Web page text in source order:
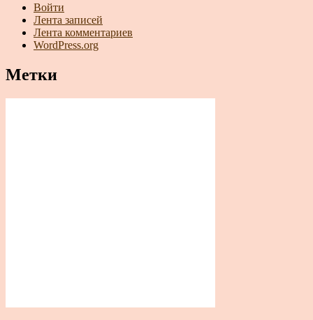
Войти
Лента записей
Лента комментариев
WordPress.org
Метки